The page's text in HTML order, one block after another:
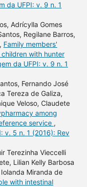
da UFPI: v. 9 n. 1
Adrícylla Gomes
Regilane Barros,
Family members'
with hunter
da UFPI: v. 9 n. 1
Fernando José
Tereza de Galiza,
Veloso, Claudete
among
service ,
v. 5 n. 1 (2016): Rev
Terezinha Vieccelli
Lilian Kelly Barbosa
Miranda de
with intestinal